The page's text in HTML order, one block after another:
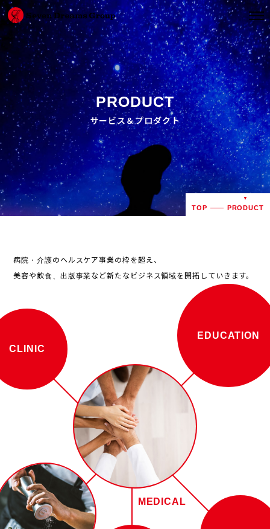
TOP PRODUCT
PRODUCT
サービス＆プロダクト
病院・介護のヘルスケア事業の枠を超え、
美容や飲食、出版事業など新たなビジネス領域を開拓していきます。
MEDICAL
CLINIC
EDUCATION